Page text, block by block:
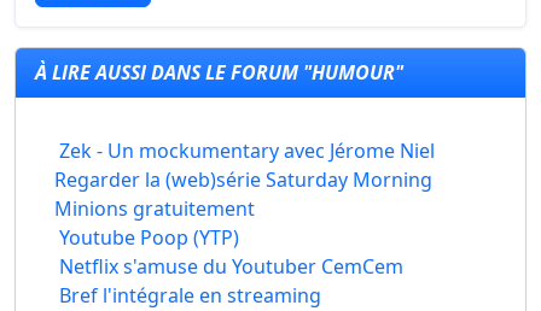
À LIRE AUSSI DANS LE FORUM "HUMOUR"
Zek - Un mockumentary avec Jérome Niel
Regarder la (web)série Saturday Morning
Minions gratuitement
Youtube Poop (YTP)
Netflix s'amuse du Youtuber CemCem
Bref l'intégrale en streaming